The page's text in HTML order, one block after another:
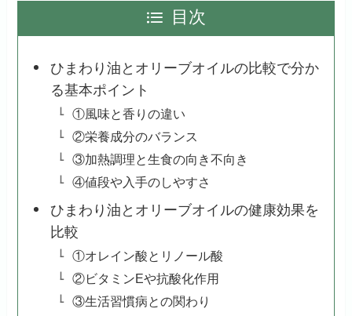
目次
ひまわり油とオリーブオイルの比較で分か
る基本ポイント
①風味と香りの違い
②栄養成分のバランス
③加熱調理と生食の向き不向き
④値段や入手のしやすさ
ひまわり油とオリーブオイルの健康効果を
比較
①オレイン酸とリノール酸
②ビタミンEや抗酸化作用
③生活習慣病との関わり